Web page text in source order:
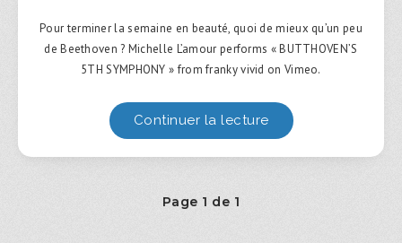
Pour terminer la semaine en beauté, quoi de mieux qu’un peu
de Beethoven ? Michelle L’amour performs « BUTTHOVEN’S
5TH SYMPHONY » from franky vivid on Vimeo.
Continuer la lecture
Page 1 de 1